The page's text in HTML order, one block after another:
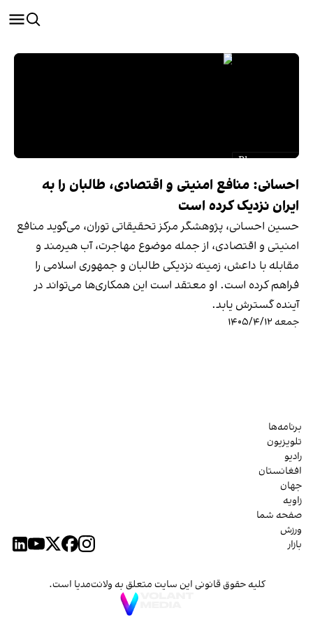
احسانی: منافع امنیتی و اقتصادی، طالبان را به
ایران نزدیک کرده است
حسین احسانی، پژوهشگر مرکز تحقیقاتی توران، می‌گوید منافع
امنیتی و اقتصادی، از جمله موضوع مهاجرت، آب هیرمند و
مقابله با داعش، زمینه نزدیکی طالبان و جمهوری اسلامی را
فراهم کرده است. او معتقد است این همکاری‌ها می‌تواند در
آینده گسترش یابد.
جمعه ۱۴۰۵/۴/۱۲
برنامه‌ها
تلویزیون
رادیو
افغانستان
جهان
زاویه
صفحه شما
ورزش
بازار
کلیه حقوق قانونی این سایت متعلق به ولانت‌مدیا است.